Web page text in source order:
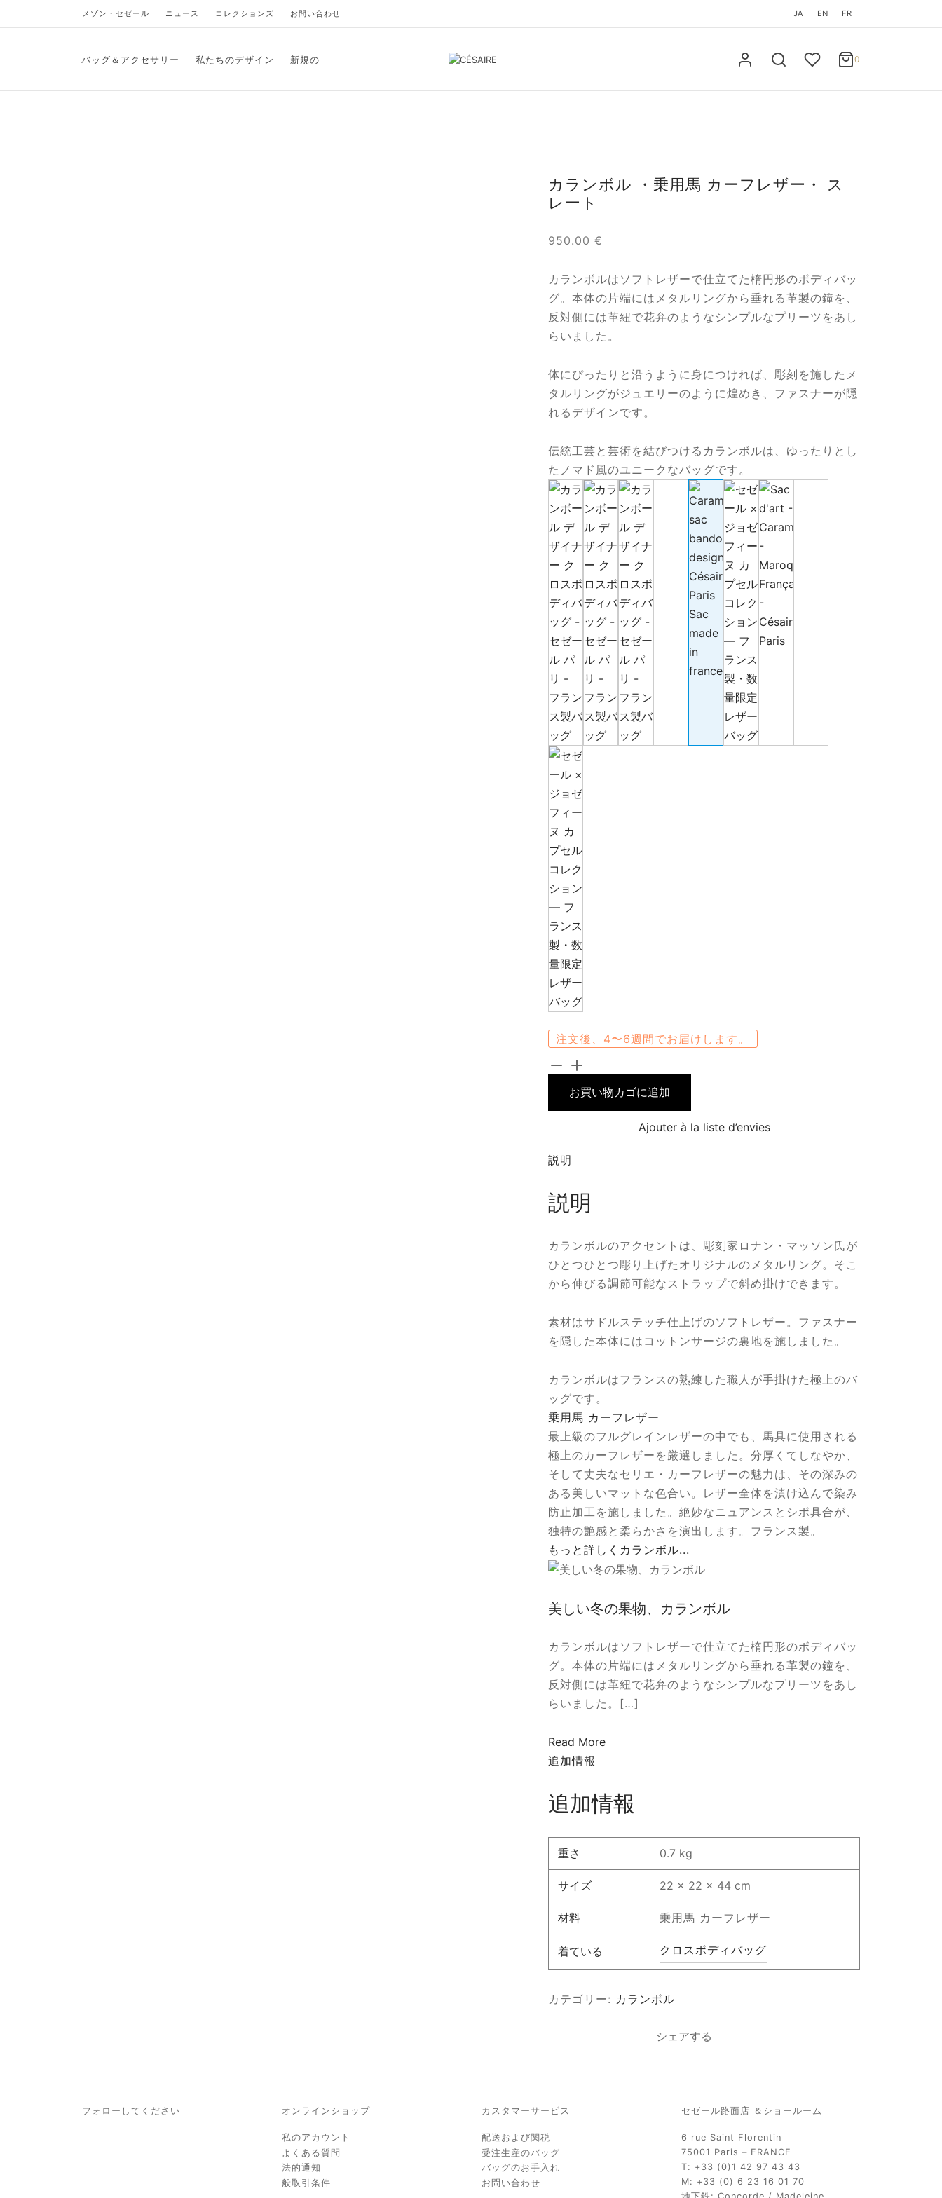
メゾン・セゼール ニュース コレクションズ お問い合わせ JA EN FR
バッグ＆アクセサリー 私たちのデザイン 新規の 0
カランボル ・乗用馬 カーフレザー・ ス
レート
950.00 €
カランボルはソフトレザーで仕立てた楕円形のボディバッ
グ。本体の片端にはメタルリングから垂れる革製の鐘を、
反対側には革紐で花弁のようなシンプルなプリーツをあし
らいました。
体にぴったりと沿うように身につければ、彫刻を施したメ
タルリングがジュエリーのように煌めき、ファスナーが隠
れるデザインです。
伝統工芸と芸術を結びつけるカランボルは、ゆったりとし
たノマド風のユニークなバッグです。
注文後、4〜6週間でお届けします。
カ
ン
・
用
馬
ー
フ
レ
ー・
ス
ー
ト
個
お買い物カゴに追加
Ajouter à la liste d’envies
説明
説明
カランボルのアクセントは、彫刻家ロナン・マッソン氏が
ひとつひとつ彫り上げたオリジナルのメタルリング。そこ
から伸びる調節可能なストラップで斜め掛けできます。
素材はサドルステッチ仕上げのソフトレザー。ファスナー
を隠した本体にはコットンサージの裏地を施しました。
カランボルはフランスの熟練した職人が手掛けた極上のバ
ッグです。
乗用馬 カーフレザー
最上級のフルグレインレザーの中でも、馬具に使用される
極上のカーフレザーを厳選しました。分厚くてしなやか、
そして丈夫なセリエ・カーフレザーの魅力は、その深みの
ある美しいマットな色合い。レザー全体を漬け込んで染み
防止加工を施しました。絶妙なニュアンスとシボ具合が、
独特の艶感と柔らかさを演出します。フランス製。
もっと詳しくカランボル...
美しい冬の果物、カランボル
カランボルはソフトレザーで仕立てた楕円形のボディバッ
グ。本体の片端にはメタルリングから垂れる革製の鐘を、
反対側には革紐で花弁のようなシンプルなプリーツをあし
らいました。[…]
Read More
追加情報
追加情報
重さ 0.7 kg
サイズ 22 × 22 × 44 cm
材料 乗用馬 カーフレザー
着ている クロスボディバッグ
カテゴリー: カランボル
シェアする
フォローしてください オンラインショップ
私のアカウント
よくある質問
法的通知
般取引条件
カスタマーサービス
配送および関税
受注生産のバッグ
バッグのお手入れ
お問い合わせ
セゼール路面店 ＆ショールーム
6 rue Saint Florentin
75001 Paris – FRANCE
T: +33 (0)1 42 97 43 43
M: +33 (0) 6 23 16 01 70
カート